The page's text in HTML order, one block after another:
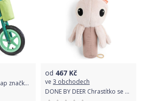
Dětské odrážedlo Zap značky Toyz, dřevěné, barva zelená, s osobní SPZ Text na SPZ: Řidičák mám krátce, ale řídím jako profík, Barva SPZ: růžová
od 467 Kč
ve 3 obchodech
DONE BY DEER Chrastítko se zrcátkem Jelly - růžové